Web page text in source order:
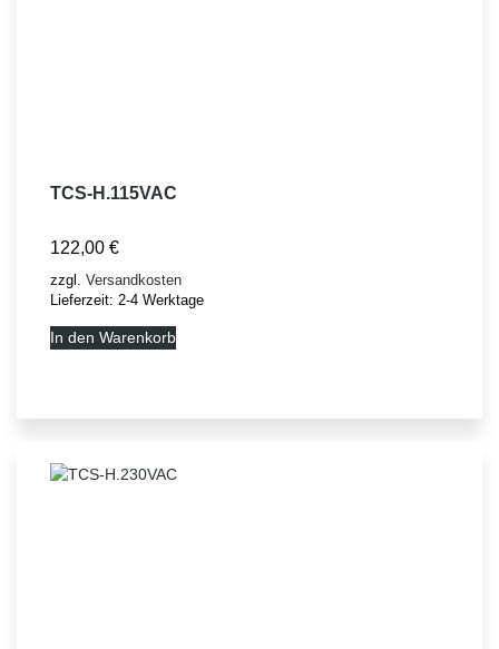
TCS-H.115VAC
122,00 €
zzgl. Versandkosten
Lieferzeit: 2-4 Werktage
In den Warenkorb